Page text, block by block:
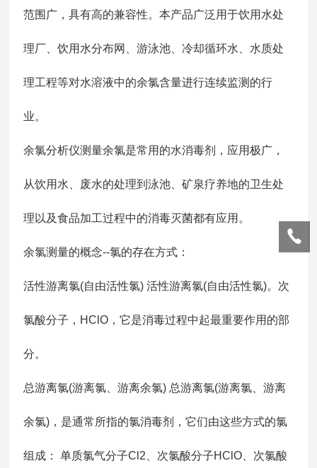
范围广，具有高的兼容性。本产品广泛用于饮用水处
理厂、饮用水分布网、游泳池、冷却循环水、水质处
理工程等对水溶液中的余氯含量进行连续监测的行
业。
余氯分析仪测量余氯是常用的水消毒剂，应用极广，
从饮用水、废水的处理到泳池、矿泉疗养地的卫生处
理以及食品加工过程中的消毒灭菌都有应用。
余氯测量的概念--氯的存在方式：
活性游离氯(自由活性氯) 活性游离氯(自由活性氯)。次
氯酸分子，HClO，它是消毒过程中起最重要作用的部
分。
总游离氯(游离氯、游离余氯) 总游离氯(游离氯、游离
余氯)，是通常所指的氯消毒剂，它们由这些方式的氯
组成： 单质氯气分子Cl2、次氯酸分子HClO、次氯酸